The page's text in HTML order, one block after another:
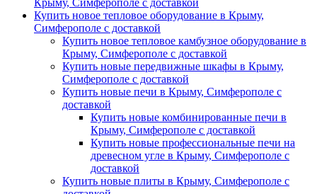
Крыму, Симферополе с доставкой
Купить новое тепловое оборудование в Крыму,
Симферополе с доставкой
Купить новое тепловое камбузное оборудование в
Крыму, Симферополе с доставкой
Купить новые передвижные шкафы в Крыму,
Симферополе с доставкой
Купить новые печи в Крыму, Симферополе с
доставкой
Купить новые комбинированные печи в
Крыму, Симферополе с доставкой
Купить новые профессиональные печи на
древесном угле в Крыму, Симферополе с
доставкой
Купить новые плиты в Крыму, Симферополе с